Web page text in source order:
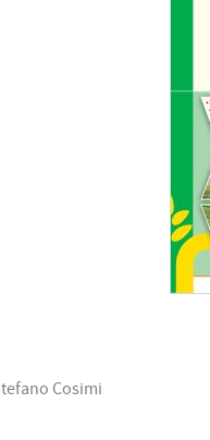
Cosimi